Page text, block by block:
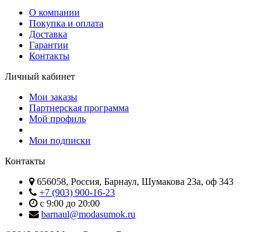
О компании
Покупка и оплата
Доставка
Гарантии
Контакты
Личный кабинет
Мои заказы
Партнерская программа
Мой профиль
Мои подписки
Контакты
656058, Россия, Барнаул, Шумакова 23а, оф 343
+7 (903) 900-16-23
с 9:00 до 20:00
barnaul@modasumok.ru